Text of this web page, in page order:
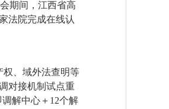
期间，江西省高
法院完成在线认
权、域外法查明等
对接机制试点重
解中心＋12个解